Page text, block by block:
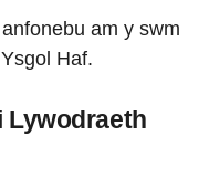
am y swm
Haf.
Lywodraeth